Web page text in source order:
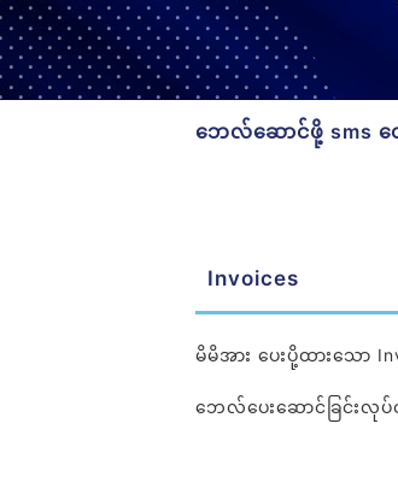
ဘေလ်ဆောင်ဖို့ sms တ
Invoices
မိမိအား ပေးပို့ထားသော
ဘေလ်ပေးဆောင်ခြင်း